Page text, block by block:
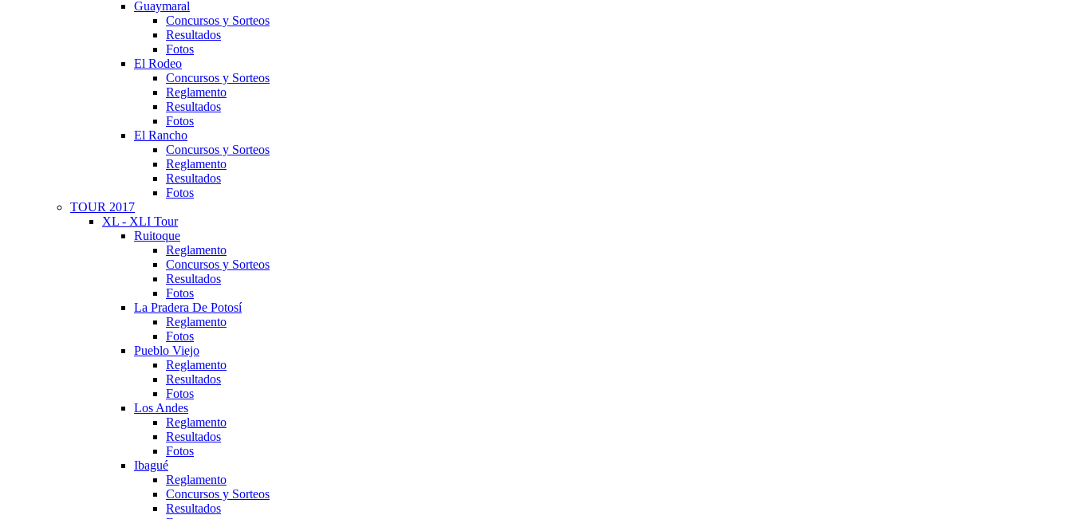
Guaymaral
Concursos y Sorteos
Resultados
Fotos
El Rodeo
Concursos y Sorteos
Reglamento
Resultados
Fotos
El Rancho
Concursos y Sorteos
Reglamento
Resultados
Fotos
TOUR 2017
XL - XLI Tour
Ruitoque
Reglamento
Concursos y Sorteos
Resultados
Fotos
La Pradera De Potosí
Reglamento
Fotos
Pueblo Viejo
Reglamento
Resultados
Fotos
Los Andes
Reglamento
Resultados
Fotos
Ibagué
Reglamento
Concursos y Sorteos
Resultados